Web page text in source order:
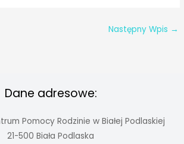
Następny Wpis →
Dane adresowe:
Pomocy Rodzinie w Białej Podlaskiej
21-500 Biała Podlaska